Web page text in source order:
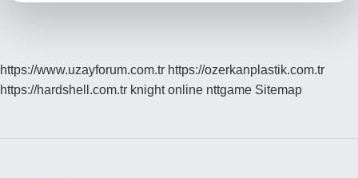
https://www.uzayforum.com.tr https://ozerkanplastik.com.tr
https://hardshell.com.tr knight online nttgame Sitemap